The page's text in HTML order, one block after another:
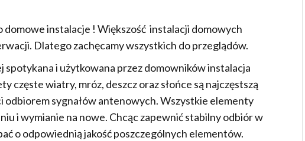
domowe instalacje ! Większość instalacji domowych
Dlatego zachęcamy wszystkich do przeglądów.
spotykana i użytkowana przez domowników instalacja
wiatry, mróz, deszcz oraz słońce są najczęstszą
odbiorem sygnałów antenowych. Wszystkie elementy
i wymianie na nowe. Chcąc zapewnić stabilny odbiór w
o odpowiednią jakość poszczególnych elementów.